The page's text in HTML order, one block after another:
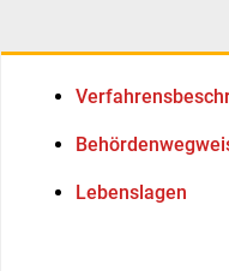
Lebenslagen